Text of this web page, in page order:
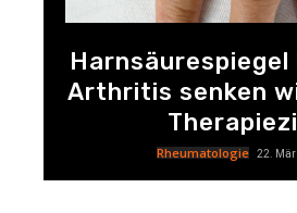
Arthritis senken
Rheumatologie 22.